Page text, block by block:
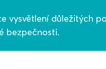
vysvětlení důležitých
bezpečnosti.